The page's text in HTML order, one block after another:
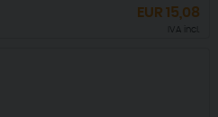
EUR15,08
IVA incl.